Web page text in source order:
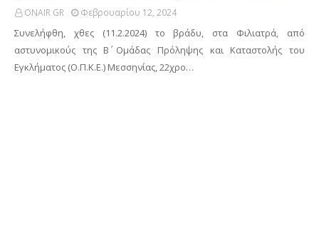
ONAIR GR Φεβρουαρίου 12, 2024
Συνελήφθη, χθες (11.2.2024) το βράδυ, στα Φιλιατρά, από
αστυνομικούς της Β΄ Ομάδας Πρόληψης και Καταστολής του
Εγκλήματος (Ο.Π.Κ.Ε.) Μεσσηνίας, 22χρο…